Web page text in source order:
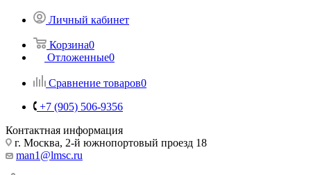
Личный кабинет
Корзина0
Отложенные0
Сравнение товаров0
+7 (905) 506-9356
Контактная информация
г. Москва, 2-й южнопортовый проезд 18
man1@lmsc.ru